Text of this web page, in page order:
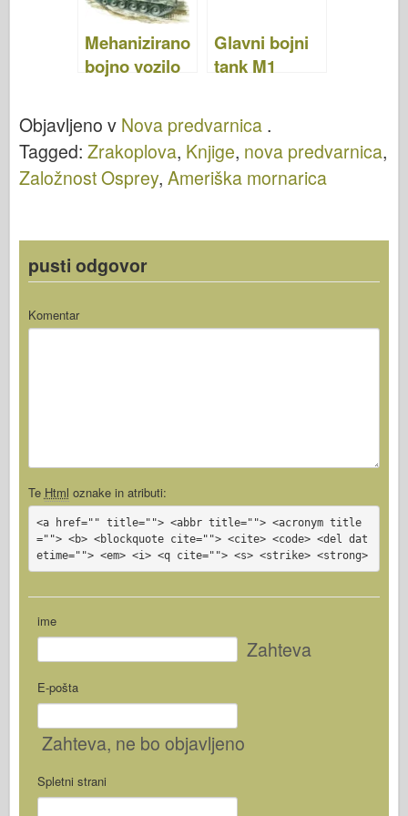
A 34
Mehanizirano
bojno vozilo
94 – NEW
VANGUARD
10
Glavni bojni
tank M1
1982–92 –
NOVA
AVANTGARD
A 02
Objavljeno v Nova predvarnica .
Tagged: Zrakoplova, Knjige, nova predvarnica,
Založnost Osprey, Ameriška mornarica
pusti odgovor
Komentar
Te Html oznake in atributi:
<a href="" title=""> <abbr title=""> <acronym title
=""> <b> <blockquote cite=""> <cite> <code> <del dat
etime=""> <em> <i> <q cite=""> <s> <strike> <strong>
ime
Zahteva
E-pošta
Zahteva, ne bo objavljeno
Spletni strani